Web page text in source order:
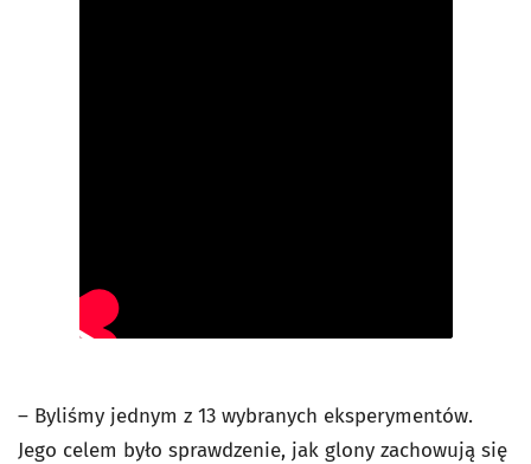
– Byliśmy jednym z 13 wybranych eksperymentów.
Jego celem było sprawdzenie, jak glony zachowują się